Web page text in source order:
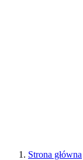
Strona główna